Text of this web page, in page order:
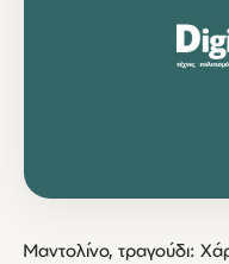
Μαντολίνο, τραγούδι: